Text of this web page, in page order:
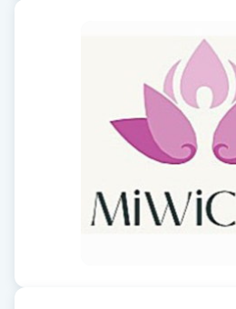
Gellack med förstärkning
Gravidmassage
Gruppträning